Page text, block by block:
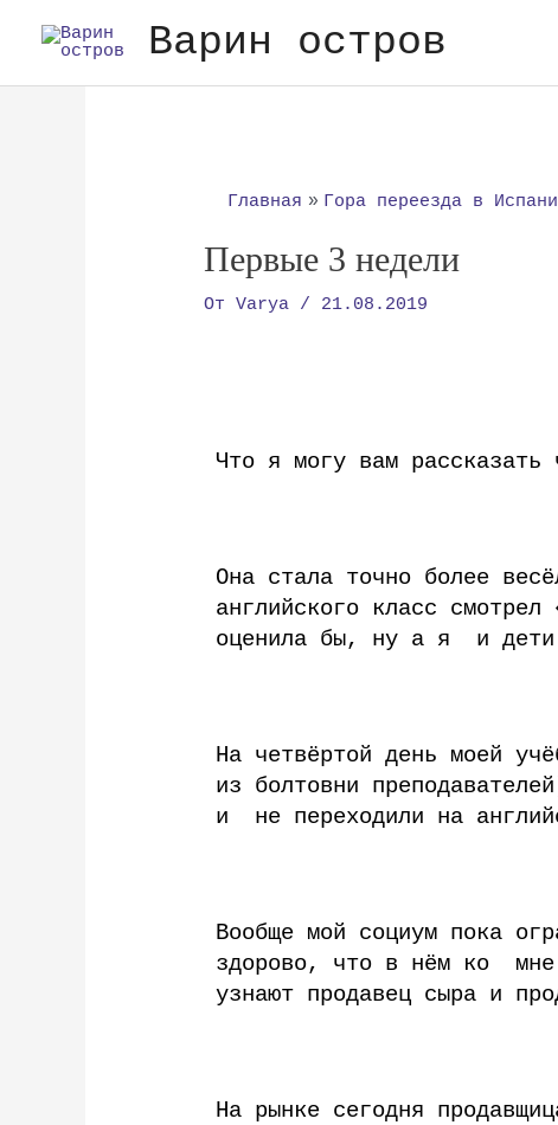
Варин остров
Главная Гора переезда в
Первые 3 недели
ОтVarya / 21.08.2019
Что я могу вам рассказать
Она стала точно более
английского класс
оценила бы, ну а я и дети
На четвёртой день моей
из болтовни
и не переходили на
Вообще мой социум пока
здорово, что в нём ко мне
узнают продавец сыра и
На рынке сегодня
Навигация